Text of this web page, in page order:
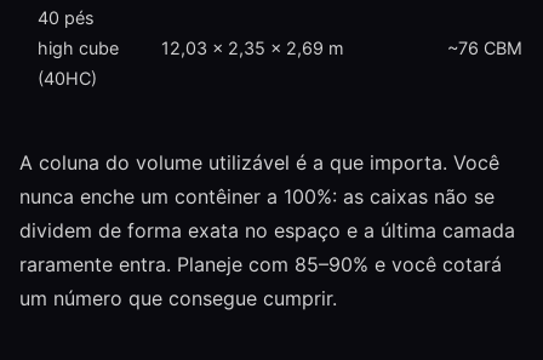
40 pés
high cube
(40HC)
12,03 × 2,35 × 2,69 m ~76 CBM
A coluna do volume utilizável é a que importa. Você
nunca enche um contêiner a 100%: as caixas não se
dividem de forma exata no espaço e a última camada
raramente entra. Planeje com 85–90% e você cotará
um número que consegue cumprir.